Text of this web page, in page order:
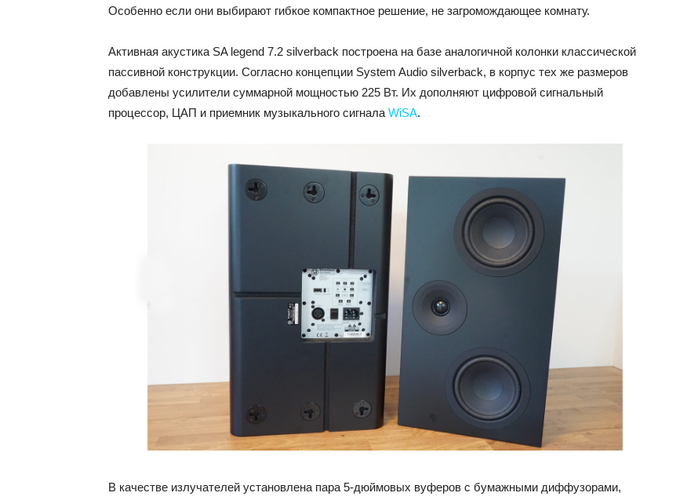
Особенно если они выбирают гибкое компактное решение, не загромождающее комнату.
Активная акустика SA legend 7.2 silverback построена на базе аналогичной колонки классической
пассивной конструкции. Cогласно концепции System Audio silverback, в корпус тех же размеров
добавлены усилители суммарной мощностью 225 Вт. Их дополняют цифровой сигнальный
процессор, ЦАП и приемник музыкального сигнала WiSA.
В качестве излучателей установлена пара 5-дюймовых вуферов с бумажными диффузорами,